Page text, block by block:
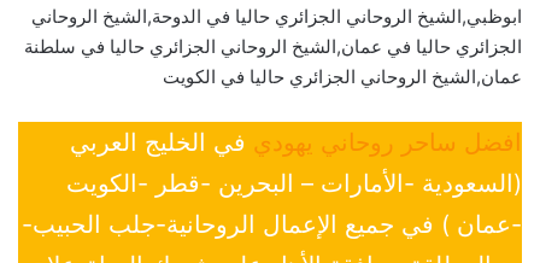
ابوظبي,الشيخ الروحاني الجزائري حاليا في الدوحة,الشيخ الروحاني
الجزائري حاليا في عمان,الشيخ الروحاني الجزائري حاليا في سلطنة
عمان,الشيخ الروحاني الجزائري حاليا في الكويت
افضل ساحر روحاني يهودي في الخليج العربي
(السعودية -الأمارات – البحرين -قطر -الكويت
-عمان ) في جميع الإعمال الروحانية-جلب الحبيب-